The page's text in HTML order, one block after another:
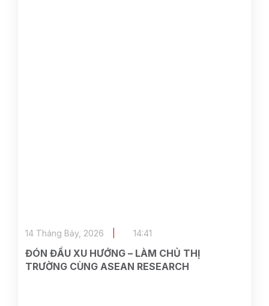
ĐÓN ĐẦU XU HƯỚNG – LÀM CHỦ THỊ
TRƯỜNG CÙNG ASEAN RESEARCH
14 Tháng Bảy, 2026 14:41